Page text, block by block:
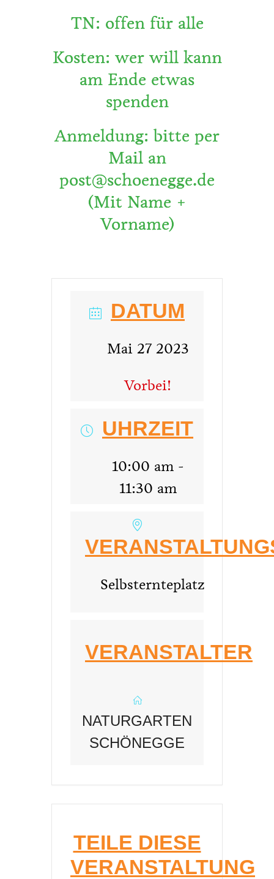
TN: offen für alle
Kosten: wer will kann
am Ende etwas
spenden
Anmeldung: bitte per
Mail an
post@schoenegge.de
(Mit Name +
Vorname)
DATUM
Mai 27 2023
Vorbei!
UHRZEIT
10:00 am -
11:30 am
Selbsternteplatz
VERANSTALTER
NATURGARTEN
SCHÖNEGGE
TEILE DIESE
VERANSTALTUNG